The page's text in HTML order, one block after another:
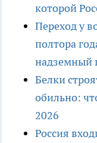
которой
Переход у
полтора
надземный
Белки
обильно:
2026
Россия